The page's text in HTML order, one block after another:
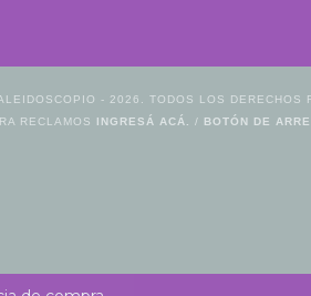
- 2026. TODOS LOS DERECHOS
RECLAMOS
INGRESÁ ACÁ. / BOTÓN DE